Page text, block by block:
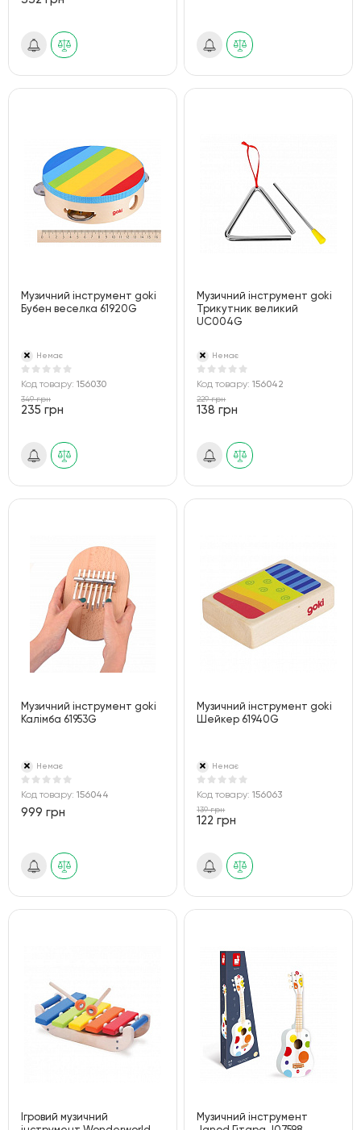
Музичний інструмент goki
Бубен веселка 61920G
Немає
Код товару: 156030
349 грн
235 грн
Музичний інструмент goki
Трикутник великий
UC004G
Немає
Код товару:156042
229 грн
138 грн
Музичний інструмент goki
Калімба 61953G
Немає
Код товару: 156044
999 грн
Музичний інструмент goki
Шейкер 61940G
Немає
Код товару:156063
139 грн
122 грн
Ігровий музичний
Музичний інструмент